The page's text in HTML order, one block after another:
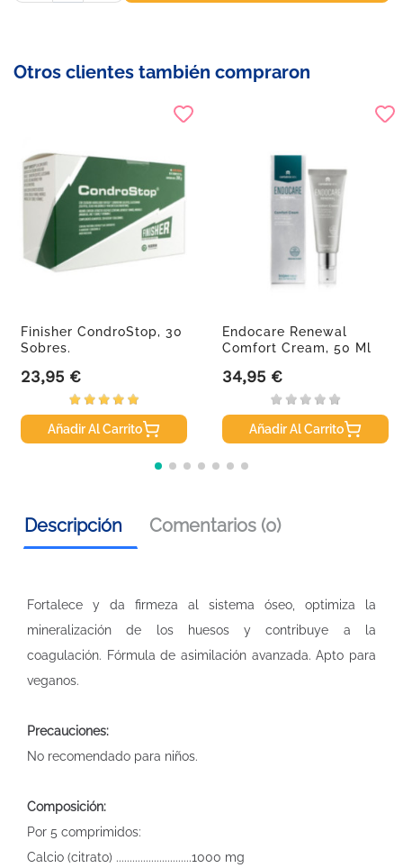
Otros clientes también compraron
Finisher CondroStop, 30
Sobres.
Precio
23,95 €
Añadir Al Carrito
Endocare Renewal
Comfort Cream, 50 Ml
Precio
34,95 €
Añadir Al Carrito
Descripción Comentarios (0)
Fortalece y da firmeza al sistema óseo, optimiza la
mineralización de los huesos y contribuye a la
coagulación. Fórmula de asimilación avanzada. Apto para
veganos.
Precauciones:
No recomendado para niños.
Composición:
Por 5 comprimidos:
Calcio (citrato) ............................1000 mg